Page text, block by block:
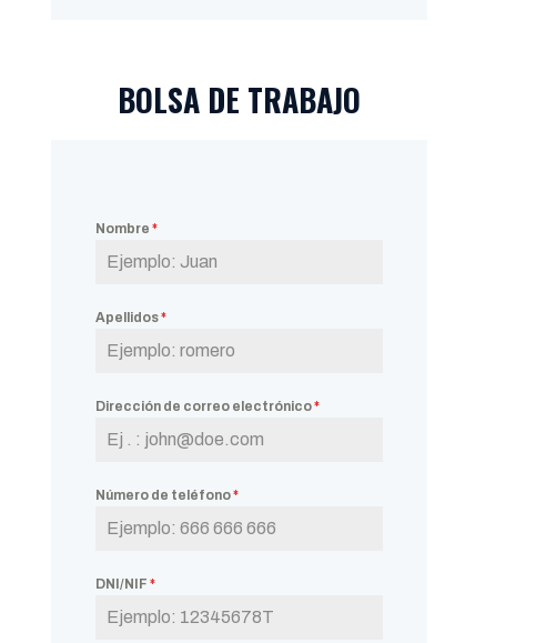
BOLSA DE TRABAJO
Nombre *
Apellidos*
Dirección de correo electrónico*
Número de teléfono*
DNI/NIF *